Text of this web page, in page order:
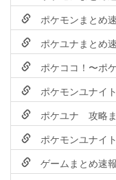
ポケモンまとめ
ポケユナまとめ
ポケココ！〜ポ
ポケモンユナイ
ポケユナ 攻略ま
ポケモンユナイ
ゲームまとめ速